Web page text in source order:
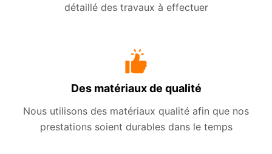
détaillé des travaux à effectuer
Des matériaux de qualité
Nous utilisons des matériaux qualité afin que nos
prestations soient durables dans le temps